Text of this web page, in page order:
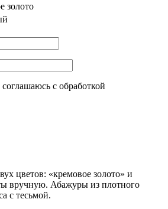
золото
с обработкой
цветов: «кремовое золото» и
вручную. Абажуры из плотного
с тесьмой.